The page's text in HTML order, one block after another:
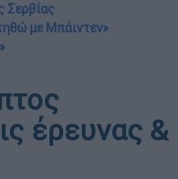
Σερβίας
με Μπάιντεν»
έρευνας &